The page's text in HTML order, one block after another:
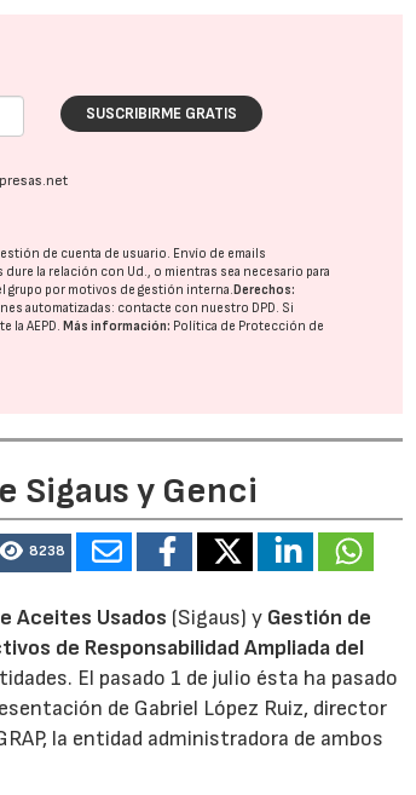
SUSCRIBIRME GRATIS
de cuenta de usuario. Envío de emails
dure la relación con Ud., o mientras sea necesario para
grupo por motivos de gestión interna.Derechos:
automatizadas: contacte con nuestro DPD. Si
laAEPD.Más información: Política de Protección de
Sigaus y Genci
8238
Aceites Usados (Sigaus) y Gestión de
de Responsabilidad Ampliada del
El pasado 1 de julio ésta ha pasado
de Gabriel López Ruiz, director
la entidad administradora de ambos